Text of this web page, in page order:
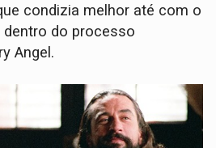
condizia melhor até com o
do processo
Angel.